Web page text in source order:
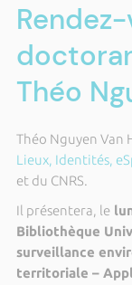
Théo
Théo Nguyen Van
Lieux, Identités,
et du CNRS.
Il présentera, le
Bibliothèque
surveillance
territoriale –